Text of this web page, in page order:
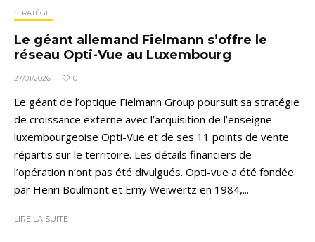
STRATÉGIE
Le géant allemand Fielmann s’offre le
réseau Opti-Vue au Luxembourg
27/01/2026 · 0
Le géant de l’optique Fielmann Group poursuit sa stratégie
de croissance externe avec l’acquisition de l’enseigne
luxembourgeoise Opti-Vue et de ses 11 points de vente
répartis sur le territoire. Les détails financiers de
l’opération n’ont pas été divulgués. Opti-vue a été fondée
par Henri Boulmont et Erny Weiwertz en 1984,...
LIRE LA SUITE